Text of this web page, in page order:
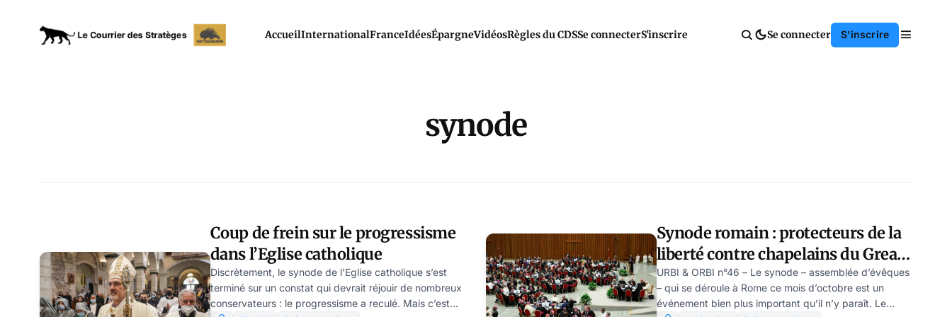
AccueilInternationalFranceIdéesÉpargneVidéosRègles du CDSSe connecterS'inscrire Se connecter S'inscrire
synode
Coup de frein sur le progressisme
dans l’Eglise catholique
Discrètement, le synode de l’Eglise catholique s’est
terminé sur un constat qui devrait réjouir de nombreux
conservateurs : le progressisme a reculé. Mais c’est
Synode romain : protecteurs de la
liberté contre chapelains du Great
Reset
URBI & ORBI n°46 – Le synode – assemblée d’évêques
– qui se déroule à Rome ce mois d’octobre est un
événement bien plus important qu’il n’y paraît. Le